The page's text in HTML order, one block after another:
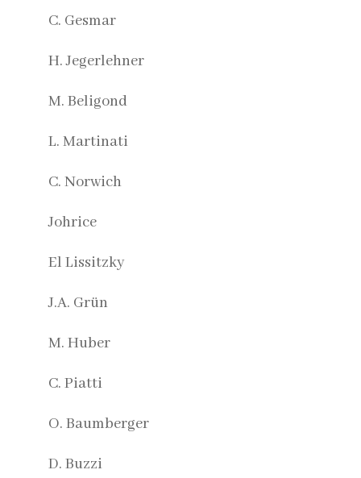
C. Gesmar
H. Jegerlehner
M. Beligond
L. Martinati
C. Norwich
Johrice
El Lissitzky
J.A. Grün
M. Huber
C. Piatti
O. Baumberger
D. Buzzi